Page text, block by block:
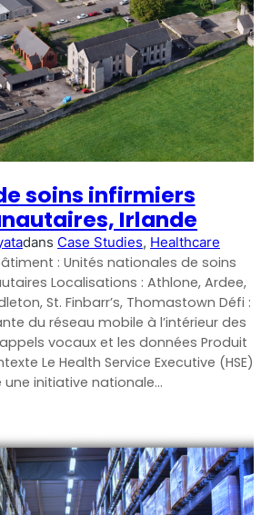
Sentinel
du signal de liaison montante.
Octo Repeater
et Irlande. Répéteur commercial
soins infirmiers
Irlande
dans Case Studies, Healthcare
: Unités nationales de soins
Localisations : Athlone, Ardee,
St. Finbarr’s, Thomastown Défi :
du réseau mobile à l’intérieur des
vocaux et les données Produit
Le Health Service Executive (HSE)
une initiative nationale…